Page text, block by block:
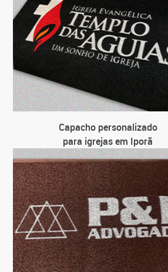
Capacho personalizado
para igrejas em Iporã